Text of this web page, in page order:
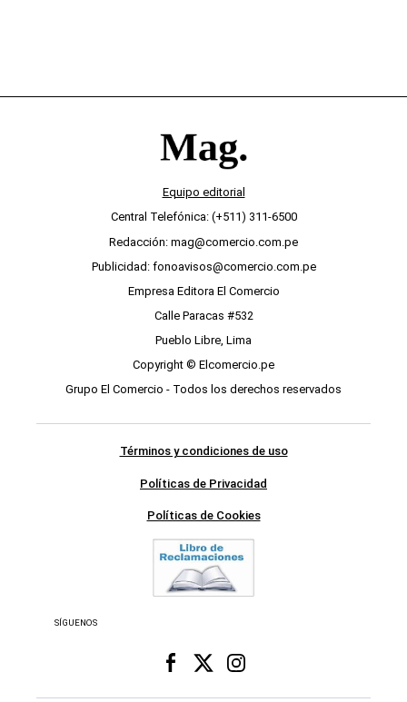
Equipo editorial
Central Telefónica: (+511) 311-6500
Redacción: mag@comercio.com.pe
Publicidad: fonoavisos@comercio.com.pe
Empresa Editora El Comercio
Calle Paracas #532
Pueblo Libre, Lima
Copyright © Elcomercio.pe
Grupo El Comercio - Todos los derechos reservados
Términos y condiciones de uso
Políticas de Privacidad
Políticas de Cookies
SÍGUENOS